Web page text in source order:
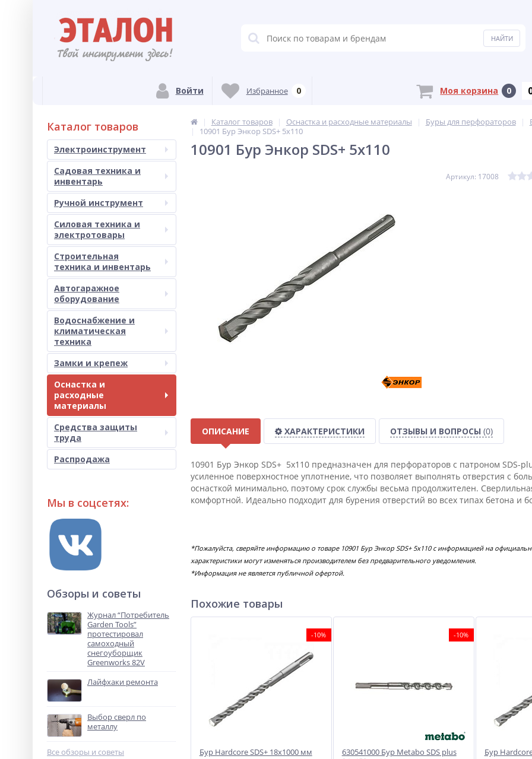
Войти Избранное 0 Моя корзина 0
Каталог товаров
Электроинструмент
Садовая техника и
инвентарь
Ручной инструмент
Силовая техника и
электротовары
Строительная
техника и инвентарь
Автогаражное
оборудование
Водоснабжение и
климатическая
техника
Замки и крепеж
Оснастка и
расходные
материалы
Средства защиты
труда
Распродажа
Мы в соцсетях:
Обзоры и советы
Журнал “Потребитель
Garden Tools”
протестировал
самоходный
снегоуборщик
Greenworks 82V
Лайфхаки ремонта
Выбор сверл по
металлу
Все обзоры и советы
Каталог товаров Оснастка и расходные материалы Буры для перфораторов
10901 Бур Энкор SDS+ 5х110
10901 Бур Энкор SDS+ 5х110
Артикул: 17008
ОПИСАНИЕ ХАРАКТЕРИСТИКИ ОТЗЫВЫ И ВОПРОСЫ (0)
10901 Бур Энкор SDS+ 5х110 предназначен для перфораторов с патроном SDS-
усиленное поверхностное уплотнение, что позволяет выполнять отверстия с
оснасткой минимально, поэтому срок службы весьма продолжителен.
комфортной. Идеально подходит для бурения отверстий во всех типах бетона и
*Пожалуйста, сверяйте информацию о товаре 10901 Бур Энкор SDS+ 5х110 с информацией на
характеристики могут изменяться производителем без предварительного уведомления.
*Информация не является публичной офертой.
Похожие товары
-10%
Бур Hardcore SDS+ 18х1000 мм
-10%
630541000 Бур Metabo SDS plus
Бур